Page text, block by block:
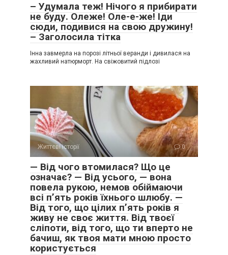
– Удумала теж! Нічого я прибирати
не буду. Олеже! Оле-е-же! Іди
сюди, подивися на свою дружину!
– Заголосила тітка
Інна завмерла на порозі літньої веранди і дивилася на
жахливий натюрморт. На свіжовитий підлозі
Життєві історії 0
— Від чого втомилася? Що це
означає? — Від усього, — вона
повела рукою, немов обіймаючи
всі п’ять років їхнього шлюбу. —
Від того, що цілих п’ять років я
живу не своє життя. Від твоєї
сліпоти, від того, що ти вперто не
бачиш, як твоя мати мною просто
користується